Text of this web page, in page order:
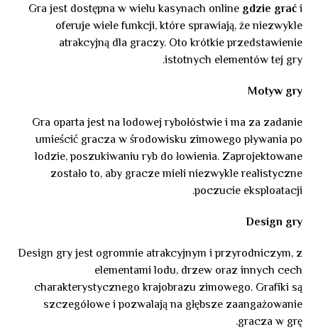
Gra jest dostępna w wielu kasynach online gdzie graći
oferuje wiele funkcji, które sprawiają, że niezwykle
atrakcyjną dla graczy. Oto krótkie przedstawienie
istotnych elementów tej gry.
Motyw gry
Gra oparta jest na lodowej rybołóstwie i ma za zadanie
umieścić gracza w środowisku zimowego pływania po
lodzie, poszukiwaniu ryb do łowienia. Zaprojektowane
zostało to, aby gracze mieli niezwykle realistyczne
poczucie eksploatacji.
Design gry
Design gry jest ogromnie atrakcyjnym i przyrodniczym, z
elementami lodu, drzew oraz innych cech
charakterystycznego krajobrazu zimowego. Grafiki są
szczegółowe i pozwalają na głębsze zaangażowanie
gracza w grę.